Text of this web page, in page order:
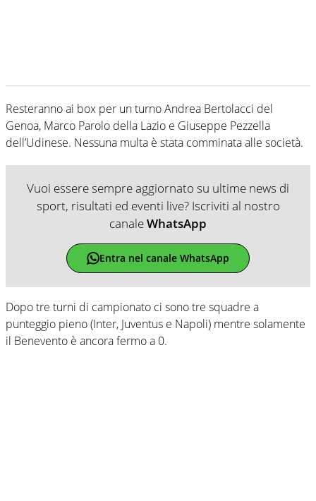
Resteranno ai box per un turno Andrea Bertolacci del
Genoa, Marco Parolo della Lazio e Giuseppe Pezzella
dell’Udinese. Nessuna multa è stata comminata alle società.
Vuoi essere sempre aggiornato su ultime news di
sport, risultati ed eventi live? Iscriviti al nostro
canaleWhatsApp
Entra nel canale WhatsApp
Dopo tre turni di campionato ci sono tre squadre a
punteggio pieno (Inter, Juventus e Napoli) mentre solamente
il Benevento è ancora fermo a 0.